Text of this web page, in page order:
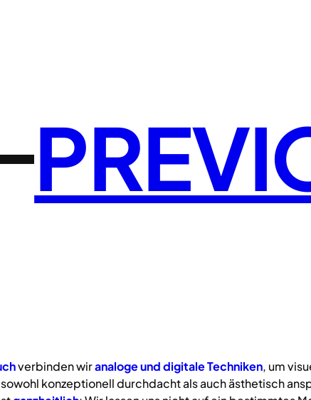
verbinden wiranalogeunddigitaleTechniken, um
konzeptionell durchdacht als auch ästhetisch